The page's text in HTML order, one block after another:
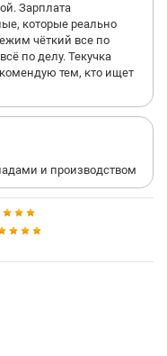
Зарплата
которые реально
чёткий все по
по делу. Текучка
тем, кто ищет
и производством